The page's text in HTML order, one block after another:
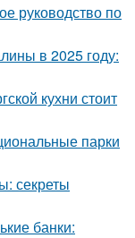
руководство по
в 2025 году:
кухни стоит
парки
секреты
банки: